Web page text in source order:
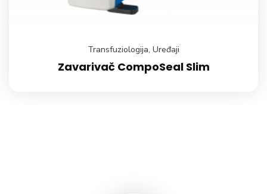
Transfuziologija, Uređaji
Zavarivač CompoSeal Slim